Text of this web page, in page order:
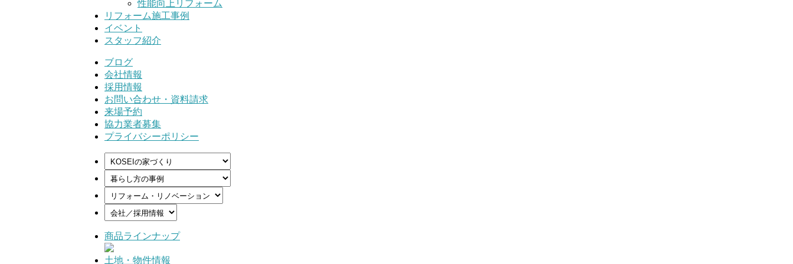
性能向上リフォーム
リフォーム施工事例
イベント
スタッフ紹介
ブログ
会社情報
採用情報
お問い合わせ・資料請求
来場予約
協力業者募集
プライバシーポリシー
商品ラインナップ
土地・物件情報